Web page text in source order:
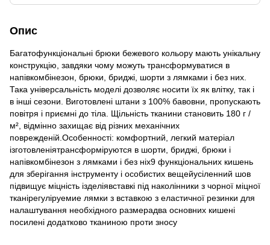
Опис
Багатофункціональні брюки бежевого кольору мають унікальну
конструкцію, завдяки чому можуть трансформуватися в
напівкомбінезон, брюки, бриджі, шорти з лямками і без них.
Така універсальність моделі дозволяє носити їх як влітку, так і
в інші сезони. Виготовлені штани з 100% бавовни, пропускають
повітря і приємні до тіла. Щільність тканини становить 180 г /
м², відмінно захищає від різних механічних
поврежденій.Особенності: комфортний, легкий матеріал
ізготовленіятрансформіруются в шорти, бриджі, брюки і
напівкомбінезон з лямками і без ніх9 функціональних кишень
для зберігання інструменту і особистих вещейусіленний шов
підвищує міцність ізделіявставкі під наколінники з чорної міцної
тканірегуліруемие лямки з вставкою з еластичної резинки для
налаштування необхідного размерадва основних кишені
посилені додатково тканиною проти зносу